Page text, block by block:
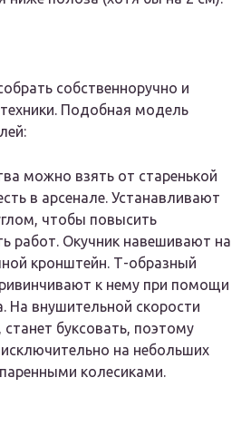
собственноручно и
Подобная модель
можно взять от старенькой
в арсенале. Устанавливают
чтобы повысить
работ. Окучник навешивают на
кронштейн. Т-образный
к нему при помощи
На внушительной скорости
буксовать, поэтому
на небольших
колесиками.